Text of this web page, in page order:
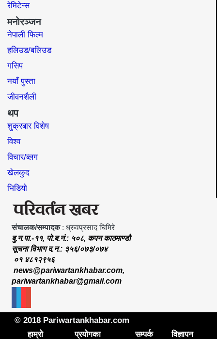
रेमिटेन्स
मनोरञ्जन
नेपाली फिल्म
हलिउड/बलिउड
गसिप
नयाँ पुस्ता
जीवनशैली
थप
शुक्रबार विशेष
विश्व
विचार/ब्लग
खेलकुद
भिडियो
संचालक/सम्पादक: ध्रुवप्रसाद घिमिरे
बु.न.पा.-११, पो.ब.नं.: ५०८, कपन काठमाण्डौ
सूचना विभाग द.न.: ३५६/०७३/०७४
०१ ४८१२९५६
news@pariwartankhabar.com,
pariwartankhabar@gmail.com
© 2018 Pariwartankhabar.com
हाम्रो
प्रयोगका सम्पर्क विज्ञापन